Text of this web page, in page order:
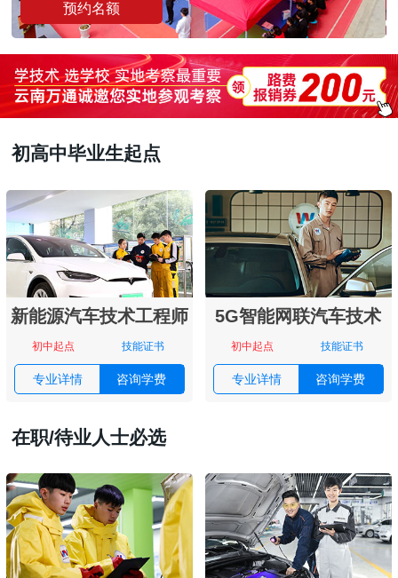
预约名额
初高中毕业生起点
新能源汽车技术工程师
初中起点 技能证书
专业详情 咨询学费
5G智能网联汽车技术
初中起点 技能证书
专业详情 咨询学费
在职/待业人士必选